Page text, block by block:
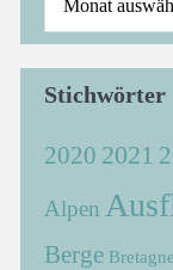
Stichwörter
2020 2021
Alpen
Berge Bretagne